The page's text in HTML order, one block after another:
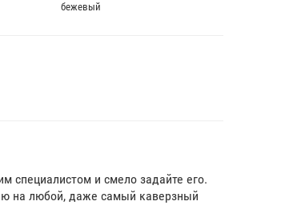
бежевый
специалистом и смело задайте его.
на любой, даже самый каверзный